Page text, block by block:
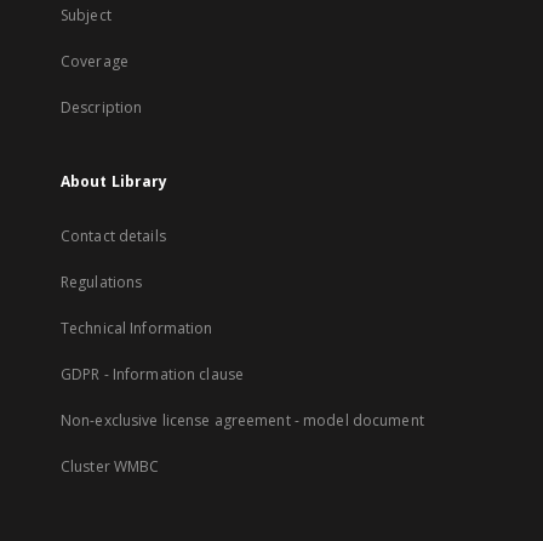
Subject
Coverage
Description
About Library
Contact details
Regulations
Technical Information
GDPR - Information clause
Non-exclusive license agreement - model document
Cluster WMBC